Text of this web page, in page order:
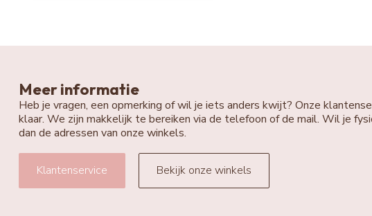
Meer informatie
Heb je vragen, een opmerking of wil je iets anders kwijt? Onze
klaar. We zijn makkelijk te bereiken via de telefoon of de mail. Wil je
dan de adressen van onze winkels.
Klantenservice Bekijk onze winkels